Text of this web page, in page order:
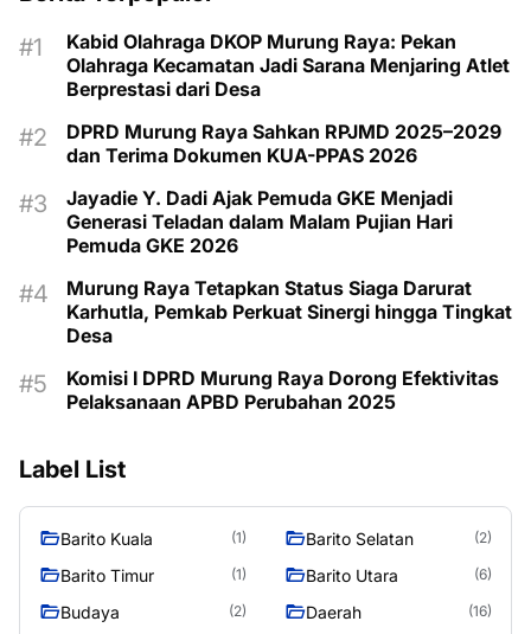
Kabid Olahraga DKOP Murung Raya: Pekan
Olahraga Kecamatan Jadi Sarana Menjaring Atlet
Berprestasi dari Desa
DPRD Murung Raya Sahkan RPJMD 2025–2029
dan Terima Dokumen KUA-PPAS 2026
Jayadie Y. Dadi Ajak Pemuda GKE Menjadi
Generasi Teladan dalam Malam Pujian Hari
Pemuda GKE 2026
Murung Raya Tetapkan Status Siaga Darurat
Karhutla, Pemkab Perkuat Sinergi hingga Tingkat
Desa
Komisi I DPRD Murung Raya Dorong Efektivitas
Pelaksanaan APBD Perubahan 2025
Label List
Barito Kuala (1) Barito Selatan (2)
Barito Timur (1) Barito Utara (6)
Budaya (2) Daerah (16)